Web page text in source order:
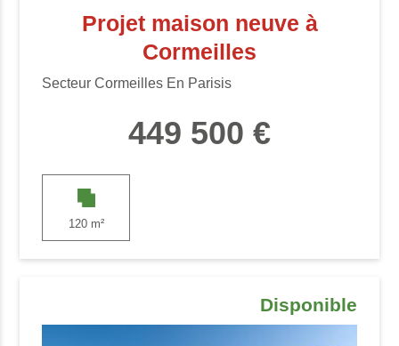
Projet maison neuve à
Cormeilles
Secteur Cormeilles En Parisis
449 500 €
120 m²
Disponible